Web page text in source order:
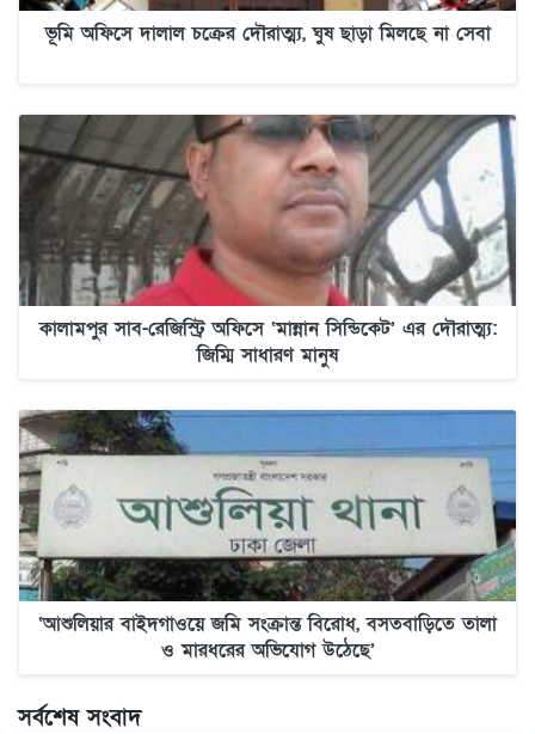
ভূমি অফিসে দালাল চক্রের দৌরাত্ম্য, ঘুষ ছাড়া মিলছে না সেবা
কালামপুর সাব-রেজিস্ট্রি অফিসে ‘মান্নান সিন্ডিকেট’ এর দৌরাত্ম্য:
জিম্মি সাধারণ মানুষ
‘আশুলিয়ার বাইদগাওয়ে জমি সংক্রান্ত বিরোধ, বসতবাড়িতে তালা
ও মারধরের অভিযোগ উঠেছে’
সর্বশেষ সংবাদ